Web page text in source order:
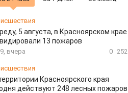
5 августа, в Красноярском крае
13 пожаров
вчера 0 252
Красноярского края
действуют 248 лесных пожаров